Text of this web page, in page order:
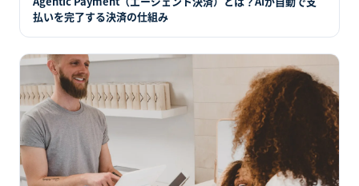
払いを完了する決済の仕組み